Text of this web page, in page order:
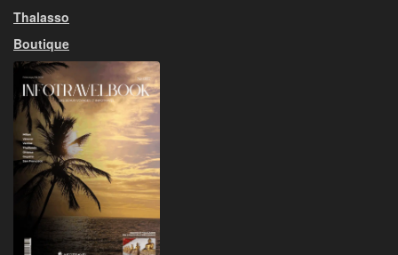
Thalasso
Boutique